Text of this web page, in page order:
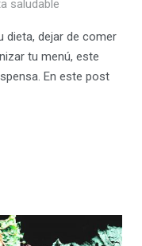
saludable
dieta, dejar de comer
tu menú, este
En este post